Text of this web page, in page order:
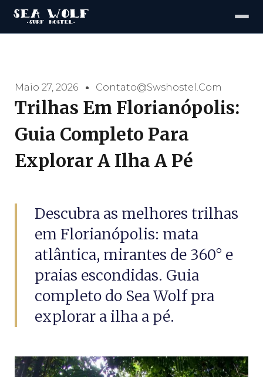
Maio 27, 2026 Contato@swshostel.com
Trilhas Em Florianópolis:
Guia Completo Para
Explorar A Ilha A Pé
Descubra as melhores trilhas
em Florianópolis: mata
atlântica, mirantes de 360° e
praias escondidas. Guia
completo do Sea Wolf pra
explorar a ilha a pé.